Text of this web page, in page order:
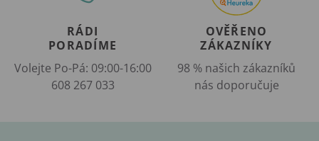
RÁDI
PORADÍME
Volejte Po-Pá: 09:00-16:00
608 267 033
OVĚŘENO
ZÁKAZNÍKY
98 % našich zákazníků
nás doporučuje